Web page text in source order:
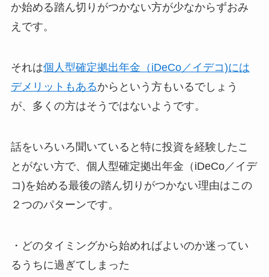
か始める踏ん切りがつかない方が少なからずおみ
えです。
それは個人型確定拠出年金（iDeCo／イデコ)には
デメリットもあるからという方もいるでしょう
が、多くの方はそうではないようです。
話をいろいろ聞いていると特に投資を経験したこ
とがない方で、個人型確定拠出年金（iDeCo／イデ
コ)を始める最後の踏ん切りがつかない理由はこの
２つのパターンです。
・どのタイミングから始めればよいのか迷ってい
るうちに過ぎてしまった